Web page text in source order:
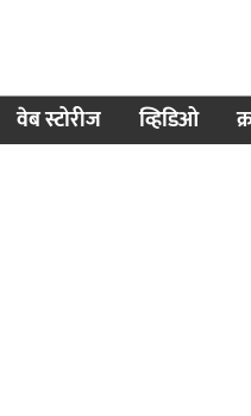
वेब स्टोरीज व्हिडिओ